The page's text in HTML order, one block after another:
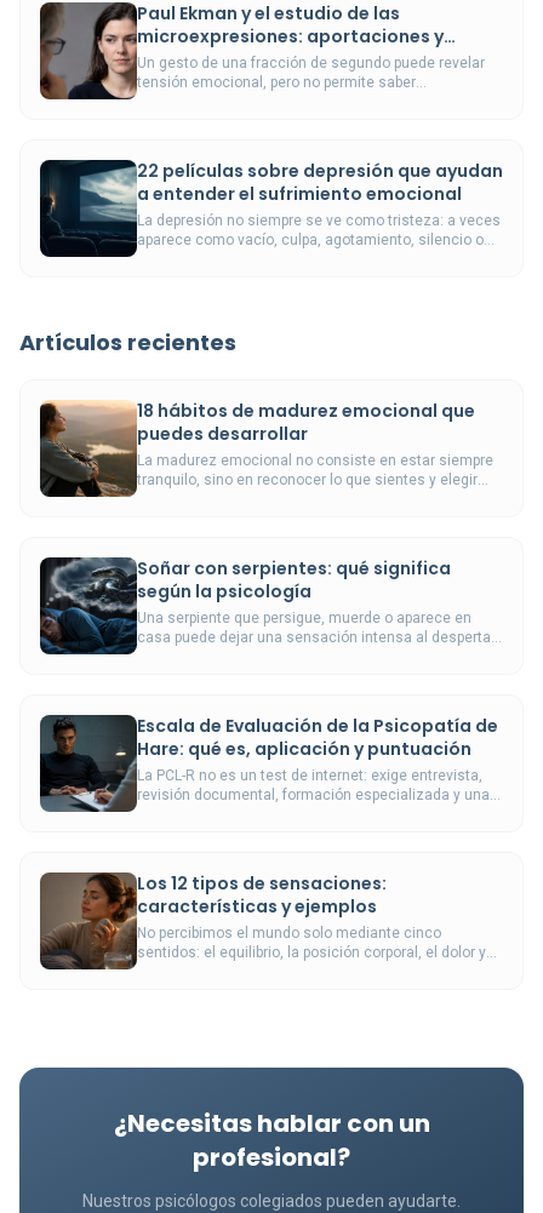
Paul Ekman y el estudio de las
microexpresiones: aportaciones y
límites
Un gesto de una fracción de segundo puede revelar
tensión emocional, pero no permite saber
22 películas sobre depresión que ayudan
a entender el sufrimiento emocional
La depresión no siempre se ve como tristeza: a veces
aparece como vacío, culpa, agotamiento, silencio o
Artículos recientes
18 hábitos de madurez emocional que
puedes desarrollar
La madurez emocional no consiste en estar siempre
tranquilo, sino en reconocer lo que sientes y elegir
Soñar con serpientes: qué significa
según la psicología
Una serpiente que persigue, muerde o aparece en
casa puede dejar una sensación intensa al despertar,
Escala de Evaluación de la Psicopatía de
Hare: qué es, aplicación y puntuación
La PCL-R no es un test de internet: exige entrevista,
revisión documental, formación especializada y una
Los 12 tipos de sensaciones:
características y ejemplos
No percibimos el mundo solo mediante cinco
sentidos: el equilibrio, la posición corporal, el dolor y
¿Necesitas hablar con un
profesional?
Nuestros psicólogos colegiados pueden ayudarte.